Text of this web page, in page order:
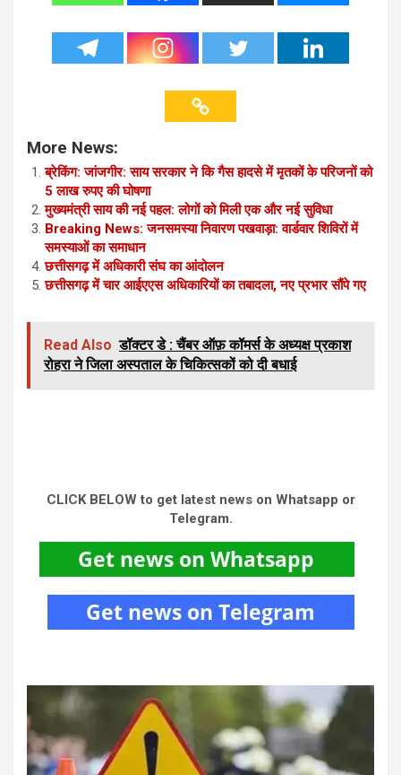
More News:
ब्रेकिंग: जांजगीर: साय सरकार ने कि गैस हादसे में मृतकों के परिजनों को
5 लाख रुपए की घोषणा
मुख्यमंत्री साय की नई पहल: लोगों को मिली एक और नई सुविधा
Breaking News: जनसमस्या निवारण पखवाड़ा: वार्डवार शिविरों में
समस्याओं का समाधान
छत्तीसगढ़ में अधिकारी संघ का आंदोलन
छत्तीसगढ़ में चार आईएएस अधिकारियों का तबादला, नए प्रभार सौंपे गए
Read Also डॉक्टर डे : चैंबर ऑफ़ कॉमर्स के अध्यक्ष प्रकाश
रोहरा ने जिला अस्पताल के चिकित्सकों को दी बधाई
CLICK BELOW to get latest news on Whatsapp or
Telegram.